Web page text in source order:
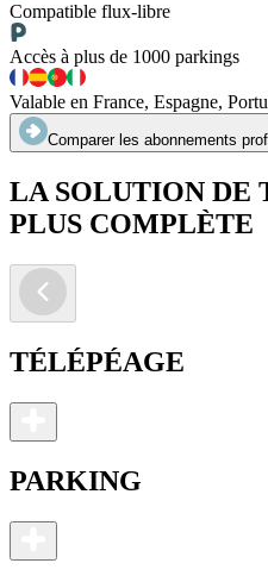
Compatible flux-libre
Accès à plus de 1000 parkings
Valable en France, Espagne,
Comparer les abonnements
LA SOLUTION DE
PLUS COMPLÈTE
TÉLÉPÉAGE
PARKING